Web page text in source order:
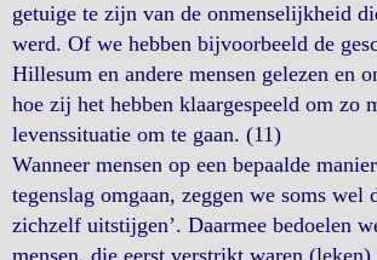
getuige te zijn van de onmenselijkheid
werd. Of we hebben bijvoorbeeld de
Hillesum en andere mensen gelezen en
hoe zij het hebben klaargespeeld om zo
levenssituatie om te gaan. (11)
Wanneer mensen op een bepaalde
tegenslag omgaan, zeggen we soms wel
zichzelf uitstijgen’. Daarmee bedoelen
mensen, die eerst verstrikt waren